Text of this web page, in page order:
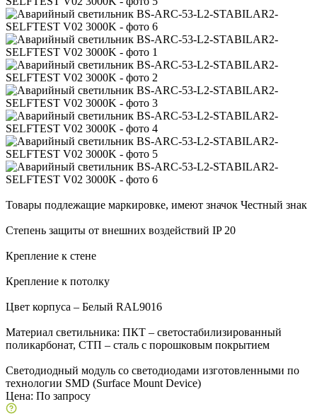
Товары подлежащие маркировке, имеют значок Честный знак
Степень защиты от внешних воздействий IP 20
Крепление к стене
Крепление к потолку
Цвет корпуса – Белый RAL9016
Материал светильника: ПКТ – светостабилизированный
поликарбонат, СТП – сталь с порошковым покрытием
Светодиодный модуль со светодиодами изготовленными по
технологии SMD (Surface Mount Device)
Цена: По запросу